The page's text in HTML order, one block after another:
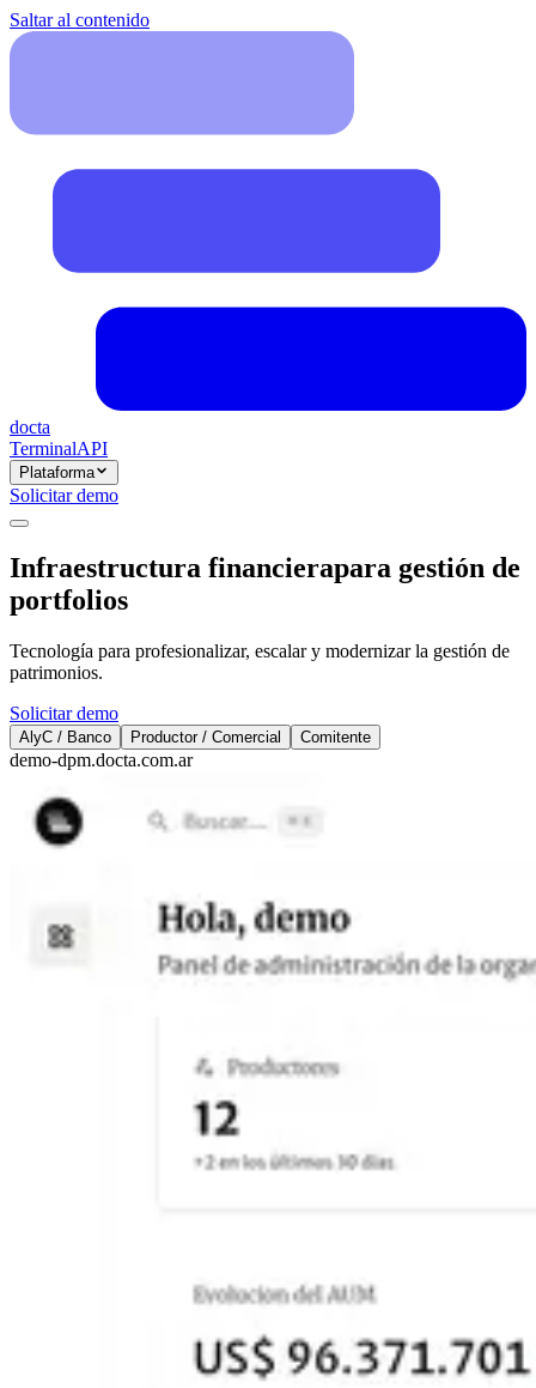
Saltar al contenido
docta
TerminalAPI
Plataforma
Solicitar demo
Infraestructura financierapara gestión de
portfolios
Tecnología para profesionalizar, escalar y modernizar la gestión de
patrimonios.
Solicitar demo
AlyC / Banco Productor / Comercial Comitente
demo-dpm.docta.com.ar